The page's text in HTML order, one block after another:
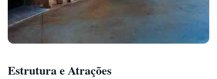
Estrutura e Atrações